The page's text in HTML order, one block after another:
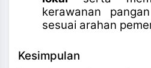
kerawanan
sesuai arahan
Kesimpulan